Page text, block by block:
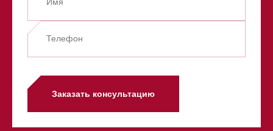
Заказать консультацию